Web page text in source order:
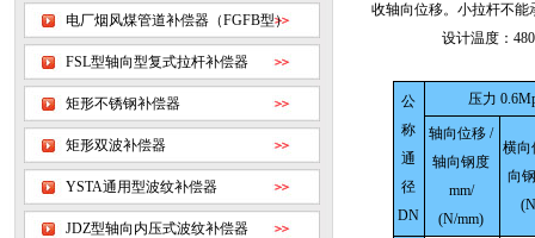
电厂烟风煤管道补偿器（FGFB型）
FSL型轴向型复式拉杆补偿器
矩形不锈钢补偿器
矩形双波补偿器
YSTA通用型波纹补偿器
JDZ型轴向内压式波纹补偿器
收轴向位移。小拉杆不能
设计温度：
公
称
通
径
DN
压力
轴向位移 /
轴向钢度
mm/
(N/mm)
横向
向